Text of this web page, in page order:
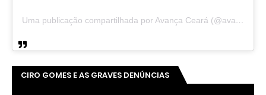
Uma publicação compartilhada por Avança Ceará (@avancaceara)
CIRO GOMES E AS GRAVES DENÚNCIAS